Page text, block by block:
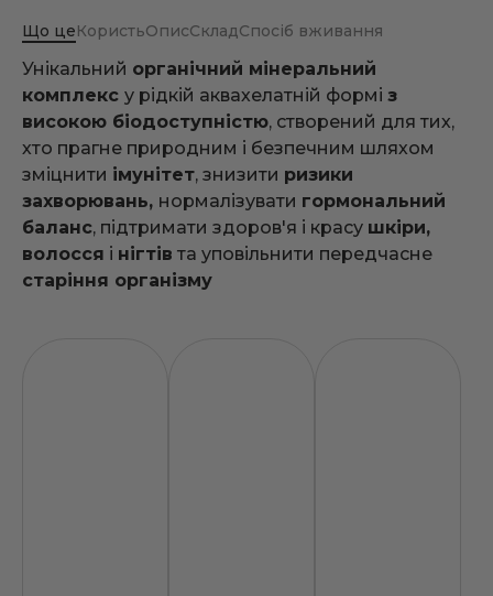
Що цеКористьОписСкладСпосіб вживання
Унікальний органічний мінеральний
комплекс у рідкій аквахелатній формі з
високою біодоступністю, створений для тих,
хто прагне природним і безпечним шляхом
зміцнити імунітет, знизити ризики
захворювань, нормалізувати гормональний
баланс, підтримати здоров'я і красу шкіри,
волосся і нігтів та уповільнити передчасне
старіння організму